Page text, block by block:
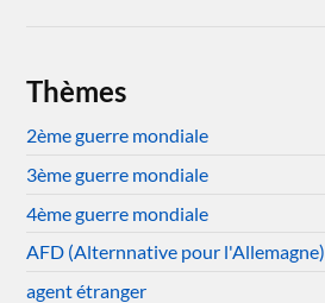
Thèmes
2ème guerre mondiale
3ème guerre mondiale
4ème guerre mondiale
AFD (Alternnative pour l'Allemagne)
agent étranger